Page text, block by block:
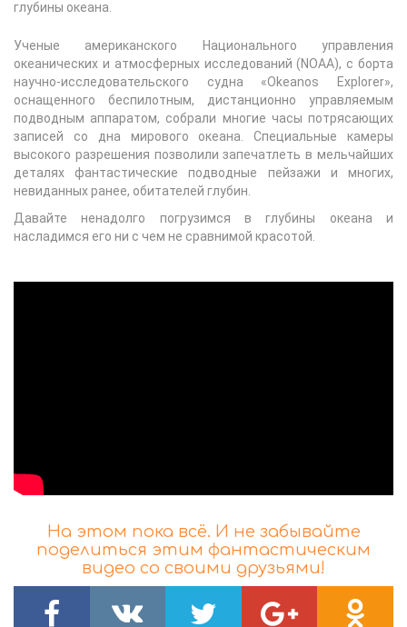
глубины океана.
Ученые американского Национального управления
океанических и атмосферных исследований (NOAA), с борта
научно-исследовательского судна «Okeanos Explorer»,
оснащенного беспилотным, дистанционно управляемым
подводным аппаратом, собрали многие часы потрясающих
записей со дна мирового океана. Специальные камеры
высокого разрешения позволили запечатлеть в мельчайших
деталях фантастические подводные пейзажи и многих,
невиданных ранее, обитателей глубин.
Давайте ненадолго погрузимся в глубины океана и
насладимся его ни с чем не сравнимой красотой.
На этом пока всё. И не забывайте
поделиться этим фантастическим
видео со своими друзьями!